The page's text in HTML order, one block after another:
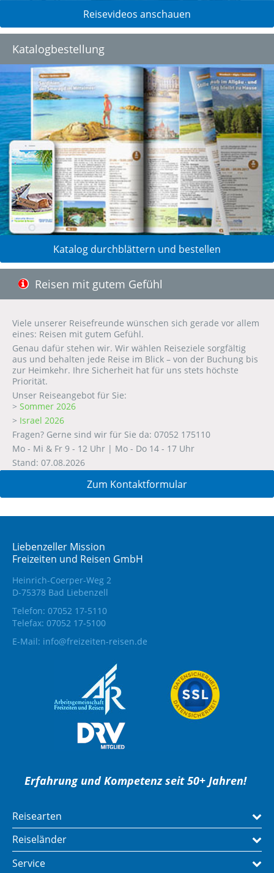
Reisevideos anschauen
Katalogbestellung
Katalog durchblättern und bestellen
Reisen mit gutem Gefühl
Viele unserer Reisefreunde wünschen sich gerade vor allem
eines: Reisen mit gutem Gefühl.
Genau dafür stehen wir. Wir wählen Reiseziele sorgfältig
aus und behalten jede Reise im Blick – von der Buchung bis
zur Heimkehr. Ihre Sicherheit hat für uns stets höchste
Priorität.
Unser Reiseangebot für Sie:
> Sommer 2026
> Israel 2026
Fragen? Gerne sind wir für Sie da: 07052 175110
Mo - Mi & Fr 9 - 12 Uhr | Mo - Do 14 - 17 Uhr
Stand: 07.08.2026
Zum Kontaktformular
Liebenzeller Mission
Freizeiten und Reisen GmbH
Heinrich-Coerper-Weg 2
D-75378 Bad Liebenzell
Telefon: 07052 17-5110
Telefax: 07052 17-5100
E-Mail: info@freizeiten-reisen.de
Erfahrung und Kompetenz seit 50+ Jahren!
Reisearten
Reiseländer
Service